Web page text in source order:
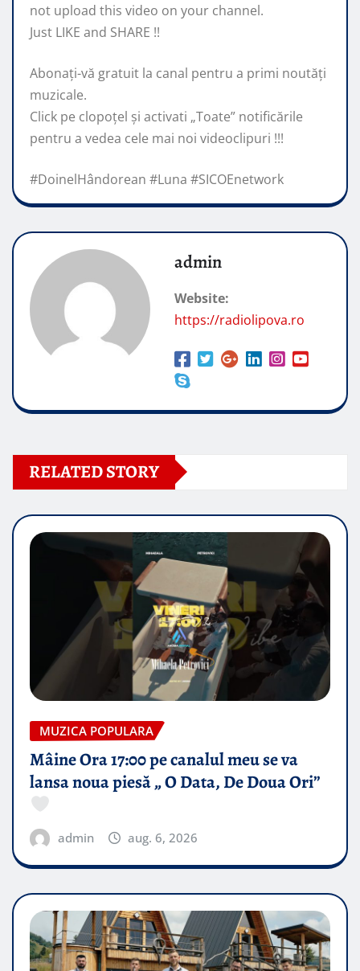
not upload this video on your channel.
Just LIKE and SHARE !!
Abonaţi-vă gratuit la canal pentru a primi noutăţi
muzicale.
Click pe clopoţel și activati „Toate” notificările
pentru a vedea cele mai noi videoclipuri !!!
#DoinelHândorean #Luna #SICOEnetwork
admin
Website:
https://radiolipova.ro
RELATED STORY
MUZICA POPULARA
Mâine Ora 17:00 pe canalul meu se va
lansa noua piesă „ O Data, De Doua Ori”
admin aug. 6, 2026